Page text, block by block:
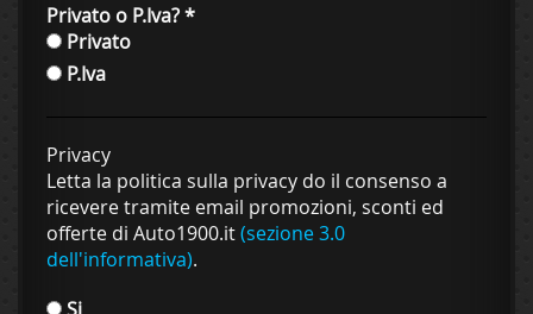
Privato o P.Iva?*
Privato
P.Iva
Privacy
Letta la politica sulla privacy do il consenso a
ricevere tramite email promozioni, sconti ed
offerte di Auto1900.it(sezione 3.0
dell'informativa).